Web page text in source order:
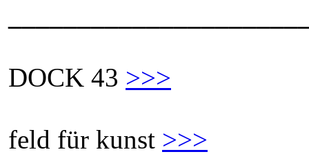
DOCK 43 >>>
feld für kunst >>>